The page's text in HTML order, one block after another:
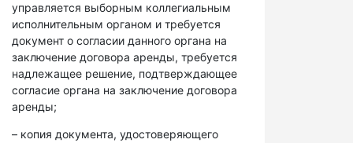
управляется выборным коллегиальным
исполнительным органом и требуется
документ о согласии данного органа на
заключение договора аренды, требуется
надлежащее решение, подтверждающее
согласие органа на заключение договора
аренды;
– копия документа, удостоверяющего